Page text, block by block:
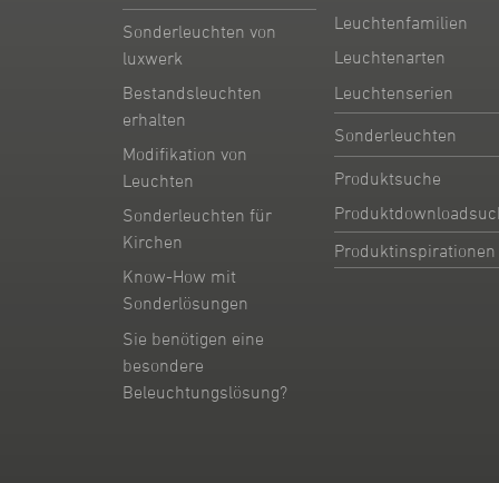
Sonderleuchten von
luxwerk
Bestandsleuchten
erhalten
Modifikation von
Leuchten
Sonderleuchten für
Kirchen
Know-How mit
Sonderlösungen
Sie benötigen eine
besondere
Beleuchtungslösung?
Leuchtenfamilien
Leuchtenarten
Leuchtenserien
Sonderleuchten
Produktsuche
Produktinspirationen